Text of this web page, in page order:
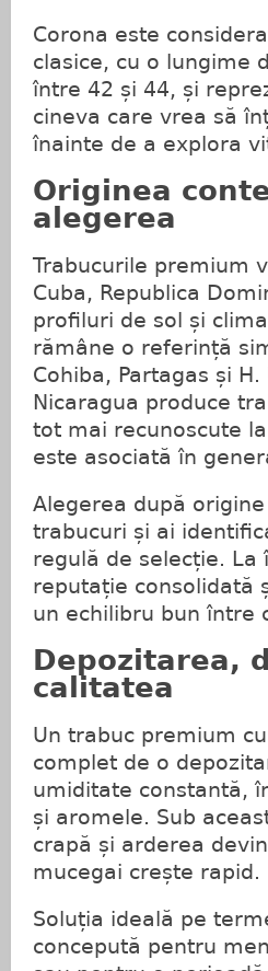
Corona este
clasice, cu o lungime
între 42 și 44, și
cineva care vrea să
înainte de a explora
Originea
alegerea
Trabucurile premium
Cuba, Republica
profiluri de sol și
rămâne o referință
Cohiba, Partagas și
Nicaragua produce
tot mai recunoscute
este asociată în
Alegerea după
trabucuri și ai
regulă de selecție.
reputație consolidată
un echilibru bun între
Depozitarea,
calitatea
Un trabuc premium
complet de o
umiditate constantă,
și aromele. Sub
crapă și arderea
mucegai crește rapid.
Soluția ideală pe
concepută pentru